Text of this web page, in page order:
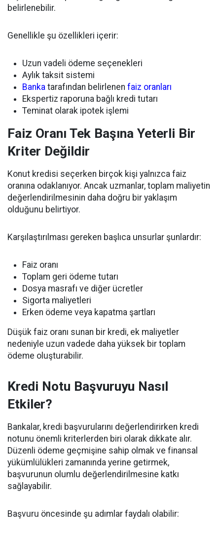
belirlenebilir.
Genellikle şu özellikleri içerir:
Uzun vadeli ödeme seçenekleri
Aylık taksit sistemi
Banka tarafından belirlenen faiz oranları
Ekspertiz raporuna bağlı kredi tutarı
Teminat olarak ipotek işlemi
Faiz Oranı Tek Başına Yeterli Bir
Kriter Değildir
Konut kredisi seçerken birçok kişi yalnızca faiz
oranına odaklanıyor. Ancak uzmanlar, toplam maliyetin
değerlendirilmesinin daha doğru bir yaklaşım
olduğunu belirtiyor.
Karşılaştırılması gereken başlıca unsurlar şunlardır:
Faiz oranı
Toplam geri ödeme tutarı
Dosya masrafı ve diğer ücretler
Sigorta maliyetleri
Erken ödeme veya kapatma şartları
Düşük faiz oranı sunan bir kredi, ek maliyetler
nedeniyle uzun vadede daha yüksek bir toplam
ödeme oluşturabilir.
Kredi Notu Başvuruyu Nasıl
Etkiler?
Bankalar, kredi başvurularını değerlendirirken kredi
notunu önemli kriterlerden biri olarak dikkate alır.
Düzenli ödeme geçmişine sahip olmak ve finansal
yükümlülükleri zamanında yerine getirmek,
başvurunun olumlu değerlendirilmesine katkı
sağlayabilir.
Başvuru öncesinde şu adımlar faydalı olabilir: